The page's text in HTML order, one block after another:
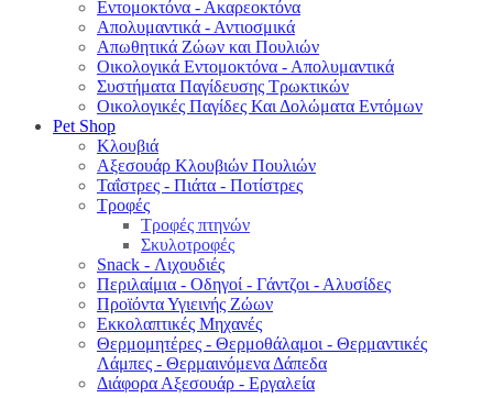
Εντομοκτόνα - Ακαρεοκτόνα
Απολυμαντικά - Αντιοσμικά
Απωθητικά Ζώων και Πουλιών
Οικολογικά Εντομοκτόνα - Απολυμαντικά
Συστήματα Παγίδευσης Τρωκτικών
Οικολογικές Παγίδες Και Δολώματα Εντόμων
Pet Shop
Κλουβιά
Αξεσουάρ Κλουβιών Πουλιών
Ταΐστρες - Πιάτα - Ποτίστρες
Τροφές
Τροφές πτηνών
Σκυλοτροφές
Snack - Λιχουδιές
Περιλαίμια - Οδηγοί - Γάντζοι - Αλυσίδες
Προϊόντα Υγιεινής Ζώων
Εκκολαπτικές Μηχανές
Θερμομητέρες - Θερμοθάλαμοι - Θερμαντικές
Λάμπες - Θερμαινόμενα Δάπεδα
Διάφορα Αξεσουάρ - Εργαλεία